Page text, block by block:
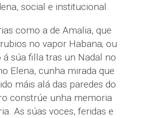
social e institucional.
como a de Amalia, que
no vapor Habana; ou
súa filla tras un Nadal no
Elena, cunha mirada que
máis alá das paredes do
constrúe unha memoria
As súas voces, feridas e